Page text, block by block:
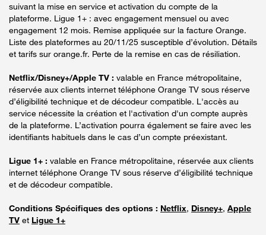
suivant la mise en service et activation du compte de la
plateforme. Ligue 1+ : avec engagement mensuel ou avec
engagement 12 mois. Remise appliquée sur la facture Orange.
Liste des plateformes au 20/11/25 susceptible d’évolution. Détails
et tarifs sur orange.fr. Perte de la remise en cas de résiliation.
Netflix/Disney+/Apple TV : valable en France métropolitaine,
réservée aux clients internet téléphone Orange TV sous réserve
d’éligibilité technique et de décodeur compatible. L'accès au
service nécessite la création et l'activation d'un compte auprès
de la plateforme. L’activation pourra également se faire avec les
identifiants habituels dans le cas d’un compte préexistant.
Ligue 1+ : valable en France métropolitaine, réservée aux clients
internet téléphone Orange TV sous réserve d’éligibilité technique
et de décodeur compatible.
Conditions Spécifiques des options : Netflix, Disney+, Apple
TV et Ligue 1+